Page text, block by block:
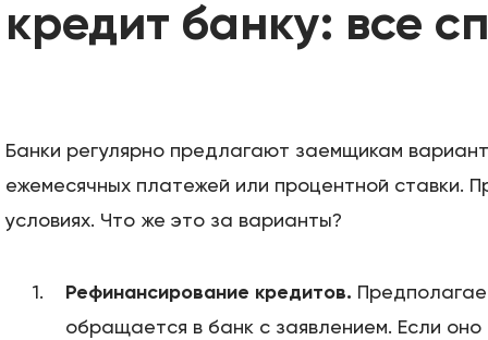
кредит банку: все
Банки регулярно предлагают заемщикам
ежемесячных платежей или процентной ставки.
условиях. Что же это за варианты?
Рефинансирование кредитов.
обращается в банк с заявлением. Если